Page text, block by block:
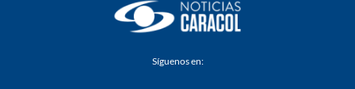
Síguenos en: